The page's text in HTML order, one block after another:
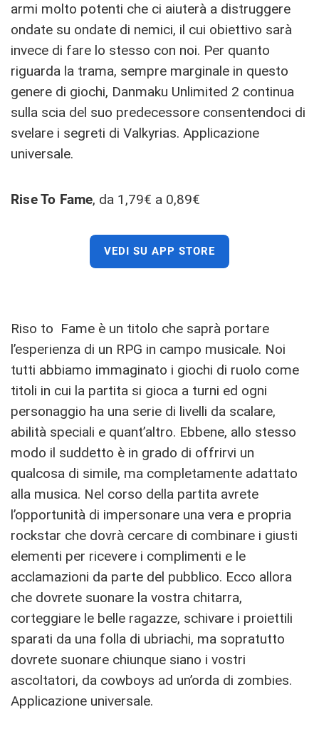
armi molto potenti che ci aiuterà a distruggere
ondate su ondate di nemici, il cui obiettivo sarà
invece di fare lo stesso con noi. Per quanto
riguarda la trama, sempre marginale in questo
genere di giochi, Danmaku Unlimited 2 continua
sulla scia del suo predecessore consentendoci di
svelare i segreti di Valkyrias. Applicazione
universale.
Rise To Fame, da 1,79€ a 0,89€
VEDI SU APP STORE
Riso to Fame è un titolo che saprà portare
l’esperienza di un RPG in campo musicale. Noi
tutti abbiamo immaginato i giochi di ruolo come
titoli in cui la partita si gioca a turni ed ogni
personaggio ha una serie di livelli da scalare,
abilità speciali e quant’altro. Ebbene, allo stesso
modo il suddetto è in grado di offrirvi un
qualcosa di simile, ma completamente adattato
alla musica. Nel corso della partita avrete
l’opportunità di impersonare una vera e propria
rockstar che dovrà cercare di combinare i giusti
elementi per ricevere i complimenti e le
acclamazioni da parte del pubblico. Ecco allora
che dovrete suonare la vostra chitarra,
corteggiare le belle ragazze, schivare i proiettili
sparati da una folla di ubriachi, ma sopratutto
dovrete suonare chiunque siano i vostri
ascoltatori, da cowboys ad un’orda di zombies.
Applicazione universale.